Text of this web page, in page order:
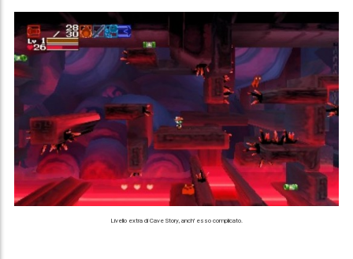
Livello extra di Cave Story, anch' esso complicato.